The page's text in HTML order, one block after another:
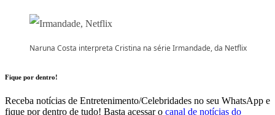
Naruna Costa interpreta Cristina na série Irmandade, da Netflix
Fique por dentro!
Receba notícias de Entretenimento/Celebridades no seu WhatsApp e
fique por dentro de tudo! Basta acessar o canal de notícias do